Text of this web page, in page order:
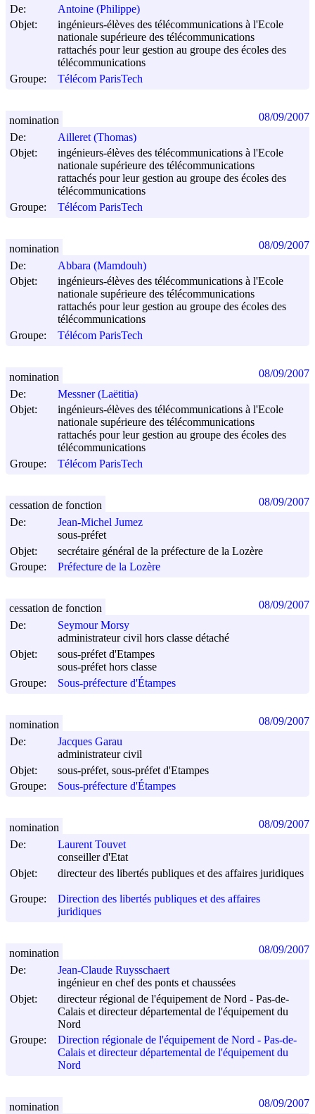
De:
Antoine (Philippe)
Objet:
ingénieurs-élèves des télécommunications à l'Ecole
nationale supérieure des télécommunications
rattachés pour leur gestion au groupe des écoles des
télécommunications
Groupe:
Télécom ParisTech
De:
Ailleret (Thomas)
Objet:
ingénieurs-élèves des télécommunications à l'Ecole
nationale supérieure des télécommunications
rattachés pour leur gestion au groupe des écoles des
télécommunications
Groupe:
Télécom ParisTech
nomination 08/09/2007
De:
Abbara (Mamdouh)
Objet:
ingénieurs-élèves des télécommunications à l'Ecole
nationale supérieure des télécommunications
rattachés pour leur gestion au groupe des écoles des
télécommunications
Groupe:
Télécom ParisTech
nomination 08/09/2007
De:
Messner (Laëtitia)
Objet:
ingénieurs-élèves des télécommunications à l'Ecole
nationale supérieure des télécommunications
rattachés pour leur gestion au groupe des écoles des
télécommunications
Groupe:
Télécom ParisTech
nomination 08/09/2007
De:
Jean-Michel Jumez
sous-préfet
Objet:
secrétaire général de la préfecture de la Lozère
Groupe:
Préfecture de la Lozère
cessation de fonction 08/09/2007
De:
Seymour Morsy
administrateur civil hors classe détaché
Objet:
sous-préfet d'Etampes
sous-préfet hors classe
Groupe:
Sous-préfecture d'Étampes
cessation de fonction 08/09/2007
De:
Jacques Garau
administrateur civil
Objet:
sous-préfet, sous-préfet d'Etampes
Groupe:
Sous-préfecture d'Étampes
nomination 08/09/2007
De:
Laurent Touvet
conseiller d'Etat
Objet:
directeur des libertés publiques et des affaires juridiques
Groupe:
Direction des libertés publiques et des affaires
juridiques
nomination 08/09/2007
De:
Jean-Claude Ruysschaert
ingénieur en chef des ponts et chaussées
Objet:
directeur régional de l'équipement de Nord - Pas-de-
Calais et directeur départemental de l'équipement du
Nord
Groupe:
Direction régionale de l'équipement de Nord - Pas-de-
Calais et directeur départemental de l'équipement du
Nord
nomination 08/09/2007
nomination 08/09/2007